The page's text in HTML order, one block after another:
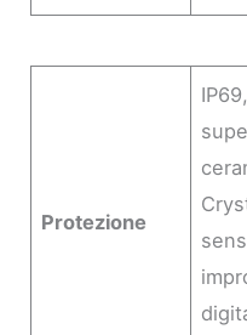
Protezione